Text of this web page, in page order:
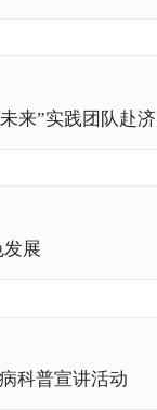
展
科普宣讲活动